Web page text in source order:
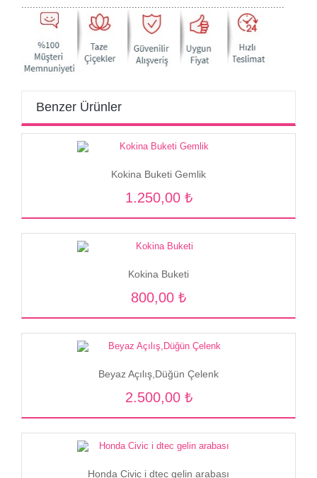
Benzer Ürünler
Kokina Buketi Gemlik
1.250,00 ₺
Kokina Buketi
800,00 ₺
Beyaz Açılış,Düğün Çelenk
2.500,00 ₺
Honda Civic i dtec gelin arabası